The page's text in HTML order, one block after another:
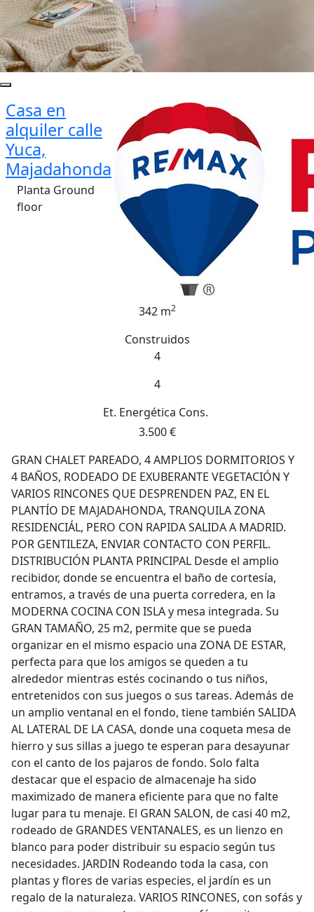
Casa en
alquiler calle
Yuca,
Majadahonda
Planta Ground
floor
342 m2
Construidos
4
4
Et. Energética Cons.
3.500 €
GRAN CHALET PAREADO, 4 AMPLIOS DORMITORIOS Y
4 BAÑOS, RODEADO DE EXUBERANTE VEGETACIÓN Y
VARIOS RINCONES QUE DESPRENDEN PAZ, EN EL
PLANTÍO DE MAJADAHONDA, TRANQUILA ZONA
RESIDENCIÁL, PERO CON RAPIDA SALIDA A MADRID.
POR GENTILEZA, ENVIAR CONTACTO CON PERFIL.
DISTRIBUCIÓN PLANTA PRINCIPAL Desde el amplio
recibidor, donde se encuentra el baño de cortesía,
entramos, a través de una puerta corredera, en la
MODERNA COCINA CON ISLA y mesa integrada. Su
GRAN TAMAÑO, 25 m2, permite que se pueda
organizar en el mismo espacio una ZONA DE ESTAR,
perfecta para que los amigos se queden a tu
alrededor mientras estés cocinando o tus niños,
entretenidos con sus juegos o sus tareas. Además de
un amplio ventanal en el fondo, tiene también SALIDA
AL LATERAL DE LA CASA, donde una coqueta mesa de
hierro y sus sillas a juego te esperan para desayunar
con el canto de los pajaros de fondo. Solo falta
destacar que el espacio de almacenaje ha sido
maximizado de manera eficiente para que no falte
lugar para tu menaje. El GRAN SALON, de casi 40 m2,
rodeado de GRANDES VENTANALES, es un lienzo en
blanco para poder distribuir su espacio según tus
necesidades. JARDIN Rodeando toda la casa, con
plantas y flores de varias especies, el jardín es un
regalo de la naturaleza. VARIOS RINCONES, con sofás y